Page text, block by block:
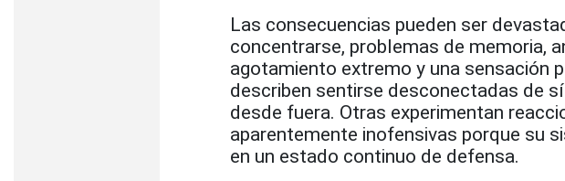
Las consecuencias pueden ser
concentrarse, problemas de memoria,
agotamiento extremo y una sensación
describen sentirse desconectadas de
desde fuera. Otras experimentan
aparentemente inofensivas porque su
en un estado continuo de defensa.